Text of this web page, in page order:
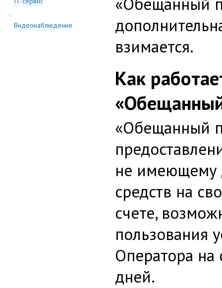
Видеонаблюдение
взимается.
Как
«Обещанный
не имеющему
средств на
счете,
пользования
Оператора на
дней.